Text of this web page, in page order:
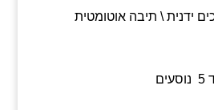
ידנית \ תיבה אוטומטית